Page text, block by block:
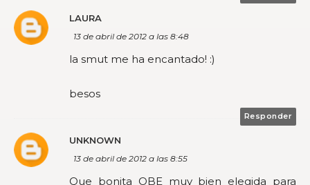
LAURA
13 de abril de 2012 a las 8:48
la smut me ha encantado! :)
besos
Responder
UNKNOWN
13 de abril de 2012 a las 8:55
Que bonita OBE muy bien elegida para